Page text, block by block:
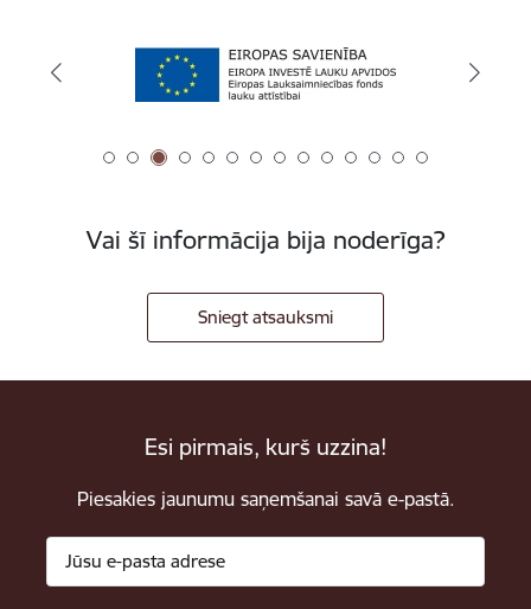
Vai šī informācija bija noderīga?
Sniegt atsauksmi
Esi pirmais, kurš uzzina!
Piesakies jaunumu saņemšanai savā e-pastā.